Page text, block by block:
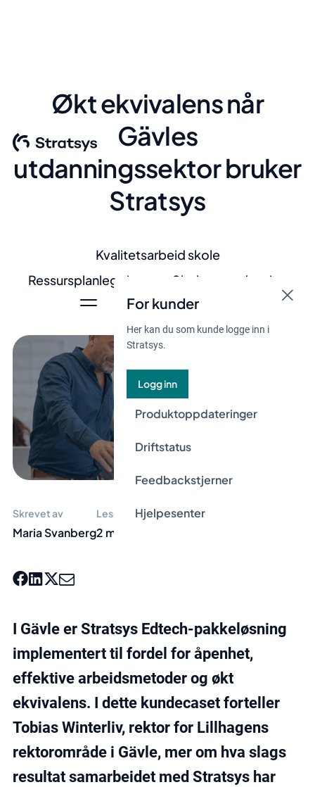
For kunder
Her kan du som kunde logge inn i
Stratsys.
Logg inn
Produktoppdateringer
Driftstatus
Feedbackstjerner
Hjelpesenter
Økt ekvivalens når
Gävles
utdanningssektor bruker
Stratsys
Kvalitetsarbeid skole
Ressursplanlegging
Skole og utdanning
Skrevet av
Maria Svanberg
Lesetid
2 min
I Gävle er Stratsys Edtech-pakkeløsning
implementert til fordel for åpenhet,
effektive arbeidsmetoder og økt
ekvivalens. I dette kundecaset forteller
Tobias Winterliv, rektor for Lillhagens
rektorområde i Gävle, mer om hva slags
resultat samarbeidet med Stratsys har